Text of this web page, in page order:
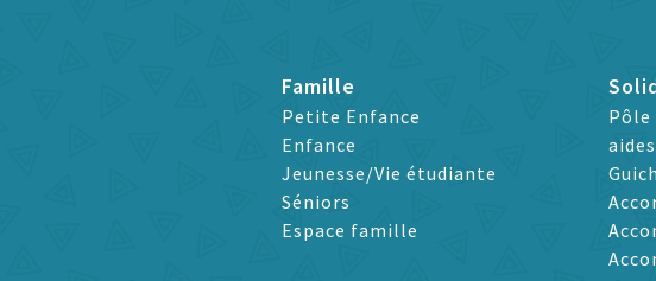
Famille
Petite Enfance
Enfance
Jeunesse/Vie étudiante
Séniors
Espace famille
Pôle
aides